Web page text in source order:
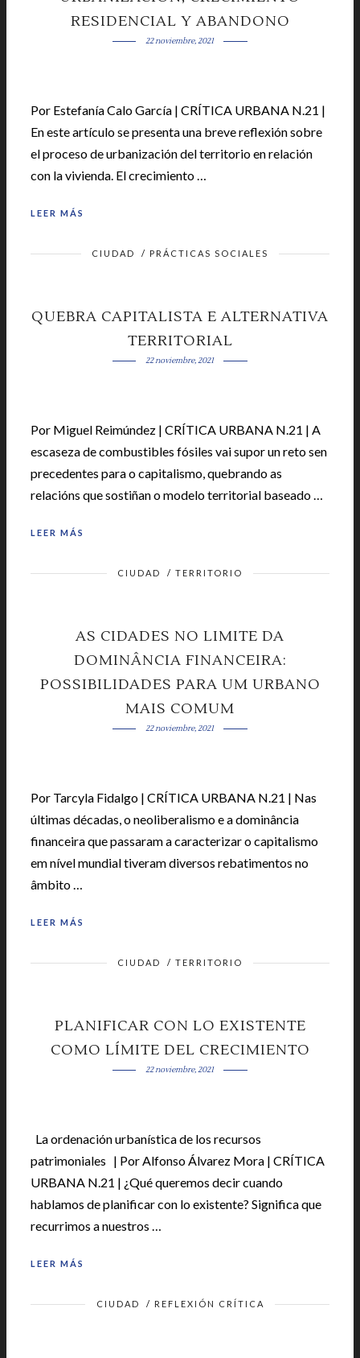
RESIDENCIAL Y ABANDONO
22 noviembre, 2021
Por Estefanía Calo García | CRÍTICA URBANA N.21 |
En este artículo se presenta una breve reflexión sobre
el proceso de urbanización del territorio en relación
con la vivienda. El crecimiento …
LEER MÁS
CIUDAD / PRÁCTICAS SOCIALES
QUEBRA CAPITALISTA E ALTERNATIVA
TERRITORIAL
22 noviembre, 2021
Por Miguel Reimúndez | CRÍTICA URBANA N.21 | A
escaseza de combustibles fósiles vai supor un reto sen
precedentes para o capitalismo, quebrando as
relacións que sostiñan o modelo territorial baseado …
LEER MÁS
CIUDAD / TERRITORIO
AS CIDADES NO LIMITE DA
DOMINÂNCIA FINANCEIRA:
POSSIBILIDADES PARA UM URBANO
MAIS COMUM
22 noviembre, 2021
Por Tarcyla Fidalgo | CRÍTICA URBANA N.21 | Nas
últimas décadas, o neoliberalismo e a dominância
financeira que passaram a caracterizar o capitalismo
em nível mundial tiveram diversos rebatimentos no
âmbito …
LEER MÁS
CIUDAD / TERRITORIO
PLANIFICAR CON LO EXISTENTE
COMO LÍMITE DEL CRECIMIENTO
22 noviembre, 2021
La ordenación urbanística de los recursos
patrimoniales | Por Alfonso Álvarez Mora | CRÍTICA
URBANA N.21 | ¿Qué queremos decir cuando
hablamos de planificar con lo existente? Significa que
recurrimos a nuestros …
LEER MÁS
CIUDAD / REFLEXIÓN CRÍTICA